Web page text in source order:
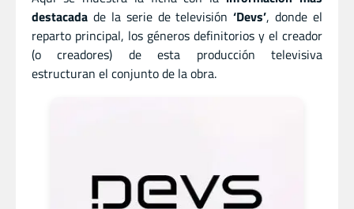
destacada de la serie de televisión‘Devs’, donde el
reparto principal, los géneros definitorios y el creador
(o creadores) de esta producción televisiva
estructuran el conjunto de la obra.